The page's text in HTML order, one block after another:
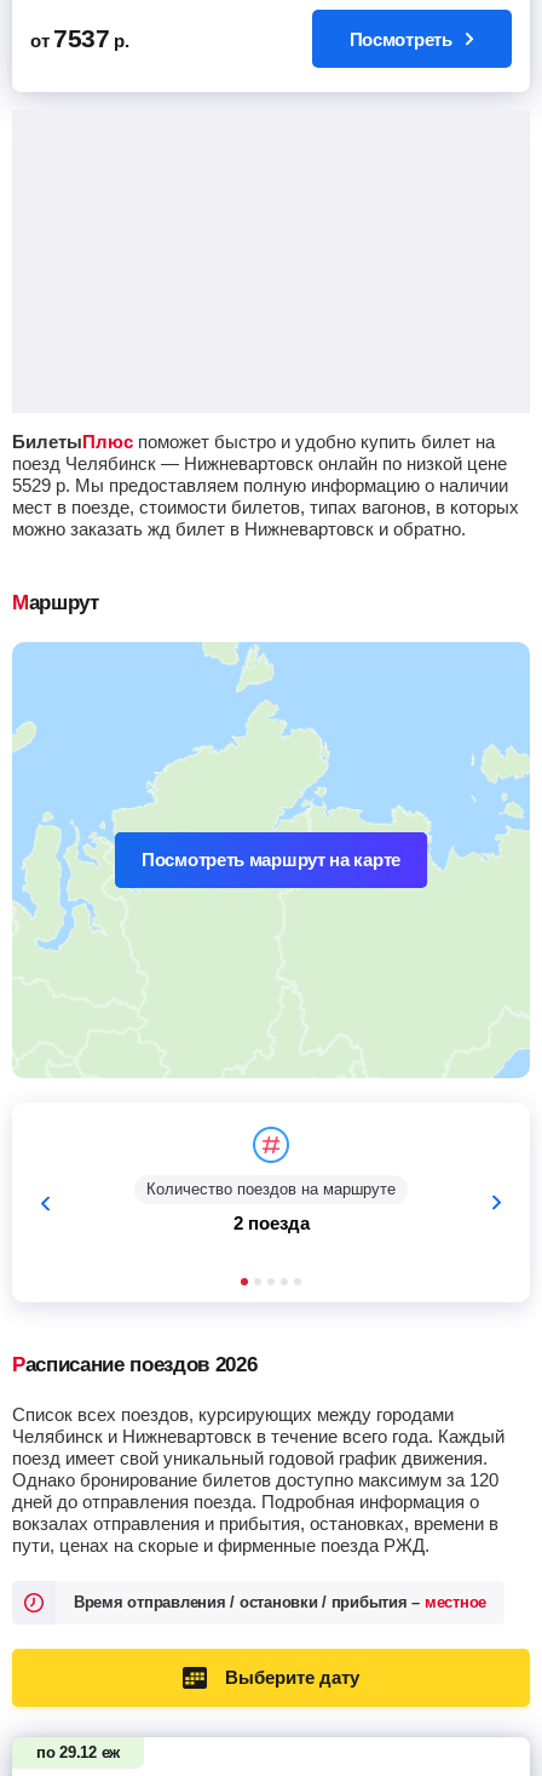
от 7537 р. Посмотреть
БилетыПлюс поможет быстро и удобно купить билет на
поезд Челябинск — Нижневартовск онлайн по низкой цене
5529 р. Мы предоставляем полную информацию о наличии
мест в поезде, стоимости билетов, типах вагонов, в которых
можно заказать жд билет в Нижневартовск и обратно.
Маршрут
Посмотреть маршрут на карте
Количество поездов на маршруте
2 поезда
Расписание поездов 2026
Список всех поездов, курсирующих между городами
Челябинск и Нижневартовск в течение всего года. Каждый
поезд имеет свой уникальный годовой график движения.
Однако бронирование билетов доступно максимум за 120
дней до отправления поезда. Подробная информация о
вокзалах отправления и прибытия, остановках, времени в
пути, ценах на скорые и фирменные поезда РЖД.
Время отправления / остановки / прибытия – местное
Выберите дату
по 29.12 еж